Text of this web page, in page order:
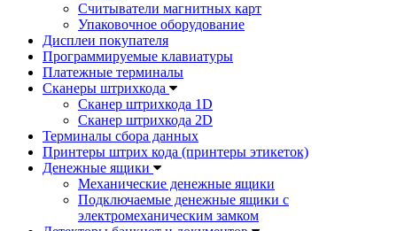
Считыватели магнитных карт
Упаковочное оборудование
Дисплеи покупателя
Программируемые клавиатуры
Платежные терминалы
Сканеры штрихкода
Сканер штрихкода 1D
Сканер штрихкода 2D
Терминалы сбора данных
Принтеры штрих кода (принтеры этикеток)
Денежные ящики
Механические денежные ящики
Подключаемые денежные ящики с
электромеханическим замком